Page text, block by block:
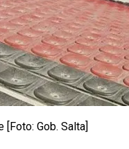
Gob. Salta]